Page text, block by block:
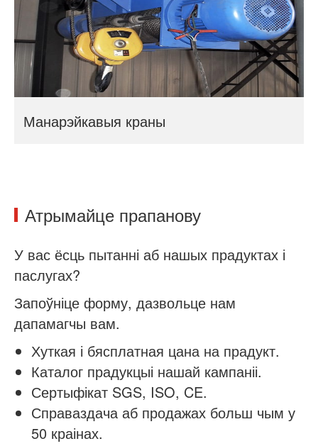
Манарэйкавыя краны
Атрымайце прапанову
У вас ёсць пытанні аб нашых прадуктах і
паслугах?
Запоўніце форму, дазвольце нам
дапамагчы вам.
Хуткая і бясплатная цана на прадукт.
Каталог прадукцыі нашай кампаніі.
Сертыфікат SGS, ISO, CE.
Справаздача аб продажах больш чым у
50 краінах.